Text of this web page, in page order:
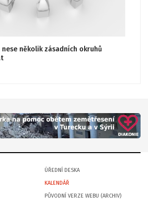
několik zásadních okruhů
ÚŘEDNÍ DESKA
KALENDÁŘ
PŮVODNÍ VERZE WEBU (ARCHIV)